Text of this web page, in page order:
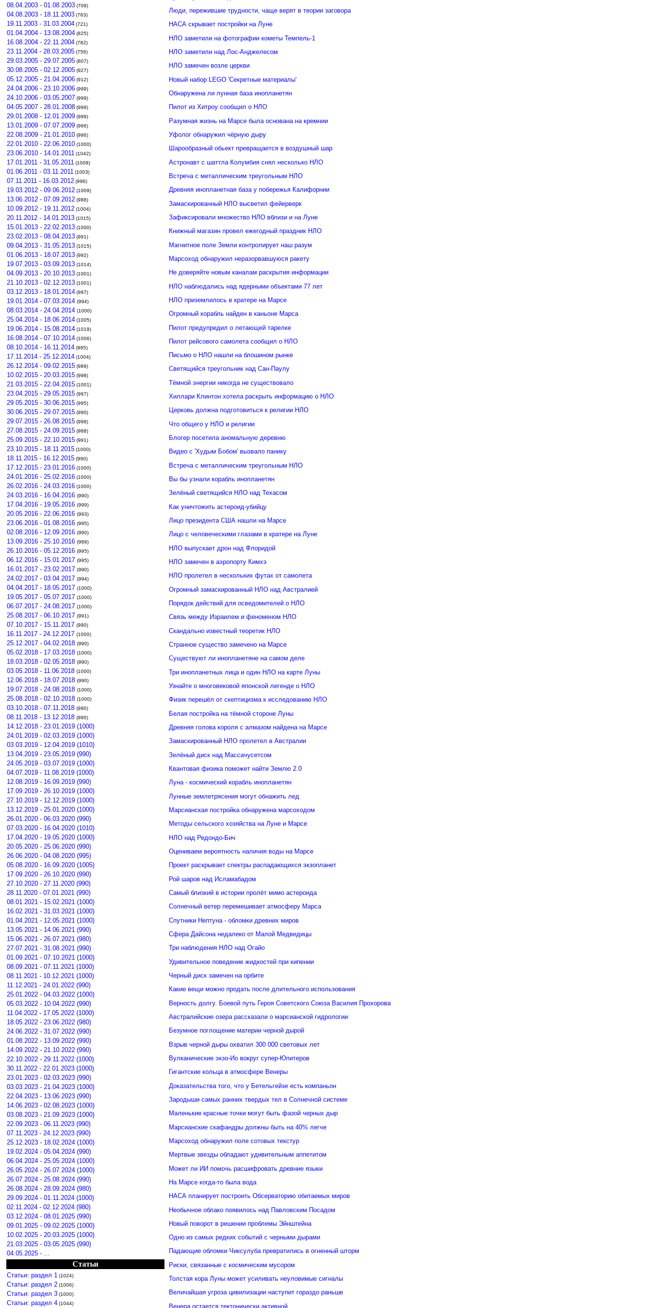
08.04.2003 - 01.08.2003 (709)
04.08.2003 - 18.11.2003 (763)
19.11.2003 - 31.03.2004 (721)
01.04.2004 - 13.08.2004 (825)
16.08.2004 - 22.11.2004 (782)
23.11.2004 - 28.03.2005 (756)
29.03.2005 - 29.07.2005 (807)
30.08.2005 - 02.12.2005 (927)
05.12.2005 - 21.04.2006 (912)
24.04.2006 - 23.10.2006 (999)
24.10.2006 - 03.05.2007 (999)
04.05.2007 - 28.01.2008 (999)
29.01.2008 - 12.01.2009 (999)
13.01.2009 - 07.07.2009 (966)
22.08.2009 - 21.01.2010 (996)
22.01.2010 - 22.06.2010 (1000)
23.06.2010 - 14.01.2011 (1042)
17.01.2011 - 31.05.2011 (1008)
01.06.2011 - 03.11.2011 (1003)
07.11.2011 - 16.03.2012 (996)
19.03.2012 - 09.06.2012 (1009)
13.06.2012 - 07.09.2012 (988)
10.09.2012 - 19.11.2012 (1004)
20.11.2012 - 14.01.2013 (1015)
15.01.2013 - 22.02.2013 (1000)
23.02.2013 - 08.04.2013 (991)
09.04.2013 - 31.05.2013 (1015)
01.06.2013 - 18.07.2013 (992)
19.07.2013 - 03.09.2013 (1014)
04.09.2013 - 20.10.2013 (1001)
21.10.2013 - 02.12.2013 (1001)
03.12.2013 - 18.01.2014 (997)
19.01.2014 - 07.03.2014 (994)
08.03.2014 - 24.04.2014 (1000)
25.04.2014 - 18.06.2014 (1005)
19.06.2014 - 15.08.2014 (1019)
16.08.2014 - 07.10.2014 (1006)
08.10.2014 - 16.11.2014 (995)
17.11.2014 - 25.12.2014 (1004)
26.12.2014 - 09.02.2015 (989)
10.02.2015 - 20.03.2015 (998)
21.03.2015 - 22.04.2015 (1001)
23.04.2015 - 29.05.2015 (997)
29.05.2015 - 30.06.2015 (995)
30.06.2015 - 29.07.2015 (990)
29.07.2015 - 26.08.2015 (998)
27.08.2015 - 24.09.2015 (988)
25.09.2015 - 22.10.2015 (991)
23.10.2015 - 18.11.2015 (1000)
18.11.2015 - 16.12.2015 (990)
17.12.2015 - 23.01.2016 (1000)
24.01.2016 - 25.02.2016 (1000)
26.02.2016 - 24.03.2016 (1000)
24.03.2016 - 16.04.2016 (990)
17.04.2016 - 19.05.2016 (999)
20.05.2016 - 22.06.2016 (993)
23.06.2016 - 01.08.2016 (995)
02.08.2016 - 12.09.2016 (990)
13.09.2016 - 25.10.2016 (989)
26.10.2016 - 05.12.2016 (995)
06.12.2016 - 15.01.2017 (995)
16.01.2017 - 23.02.2017 (990)
24.02.2017 - 03.04.2017 (994)
04.04.2017 - 18.05.2017 (1000)
19.05.2017 - 05.07.2017 (1000)
06.07.2017 - 24.08.2017 (1000)
25.08.2017 - 06.10.2017 (991)
07.10.2017 - 15.11.2017 (990)
16.11.2017 - 24.12.2017 (1000)
25.12.2017 - 04.02.2018 (990)
05.02.2018 - 17.03.2018 (1000)
18.03.2018 - 02.05.2018 (990)
03.05.2018 - 11.06.2018 (1000)
12.06.2018 - 18.07.2018 (990)
19.07.2018 - 24.08.2018 (1000)
25.08.2018 - 02.10.2018 (1000)
03.10.2018 - 07.11.2018 (990)
08.11.2018 - 13.12.2018 (990)
14.12.2018 - 23.01.2019 (1000)
24.01.2019 - 02.03.2019 (1000)
03.03.2019 - 12.04.2019 (1010)
13.04.2019 - 23.05.2019 (990)
24.05.2019 - 03.07.2019 (1000)
04.07.2019 - 11.08.2019 (1000)
12.08.2019 - 16.09.2019 (990)
17.09.2019 - 26.10.2019 (1000)
27.10.2019 - 12.12.2019 (1000)
13.12.2019 - 25.01.2020 (1000)
26.01.2020 - 06.03.2020 (990)
07.03.2020 - 16.04.2020 (1010)
17.04.2020 - 19.05.2020 (1000)
20.05.2020 - 25.06.2020 (990)
26.06.2020 - 04.08.2020 (995)
05.08.2020 - 16.09.2020 (1005)
17.09.2020 - 26.10.2020 (990)
27.10.2020 - 27.11.2020 (990)
28.11.2020 - 07.01.2021 (990)
08.01.2021 - 15.02.2021 (1000)
16.02.2021 - 31.03.2021 (1000)
01.04.2021 - 12.05.2021 (1000)
13.05.2021 - 14.06.2021 (990)
15.06.2021 - 26.07.2021 (980)
27.07.2021 - 31.08.2021 (990)
01.09.2021 - 07.10.2021 (1000)
08.09.2021 - 07.11.2021 (1000)
08.11.2021 - 10.12.2021 (1000)
11.12.2021 - 24.01.2022 (990)
25.01.2022 - 04.03.2022 (1000)
05.03.2022 - 10.04.2022 (990)
11.04.2022 - 17.05.2022 (1000)
18.05.2022 - 23.06.2022 (980)
24.06.2022 - 31.07.2022 (990)
01.08.2022 - 13.09.2022 (990)
14.09.2022 - 21.10.2022 (990)
22.10.2022 - 29.11.2022 (1000)
30.11.2022 - 22.01.2023 (1000)
23.01.2023 - 02.03.2023 (990)
03.03.2023 - 21.04.2023 (1000)
22.04.2023 - 13.06.2023 (990)
14.06.2023 - 02.08.2023 (1000)
03.08.2023 - 21.09.2023 (1000)
22.09.2023 - 06.11.2023 (990)
07.11.2023 - 24.12.2023 (990)
25.12.2023 - 18.02.2024 (1000)
19.02.2024 - 05.04.2024 (990)
06.04.2024 - 25.05.2024 (1000)
26.05.2024 - 26.07.2024 (1000)
26.07.2024 - 25.08.2024 (990)
26.08.2024 - 28.09.2024 (980)
29.09.2024 - 01.11.2024 (1000)
02.11.2024 - 02.12.2024 (980)
03.12.2024 - 08.01.2025 (990)
09.01.2025 - 09.02.2025 (1000)
10.02.2025 - 20.03.2025 (1000)
21.03.2025 - 03.05.2025 (990)
04.05.2025 - ...
Статьи
Статьи: раздел 1 (1024)
Статьи: раздел 2 (1006)
Статьи: раздел 3 (1000)
Статьи: раздел 4 (1044)
Люди, пережившие трудности, чаще верят в теории заговора
НАСА скрывает постройки на Луне
НЛО заметили на фотографии кометы Темпель-1
НЛО заметили над Лос-Анджелесом
НЛО замечен возле церкви
Новый набор LEGO 'Секретные материалы'
Обнаружена ли лунная база инопланетян
Пилот из Хитроу сообщил о НЛО
Разумная жизнь на Марсе была основана на кремнии
Уфолог обнаружил чёрную дыру
Шарообразный обьект превращается в воздушный шар
Астронавт с шаттла Колумбия снял несколько НЛО
Встреча с металлическим треугольным НЛО
Древняя инопланетная база у побережья Калифорнии
Замаскированный НЛО высветил фейерверк
Зафиксировали множество НЛО вблизи и на Луне
Книжный магазин провел ежегодный праздник НЛО
Магнитное поле Земли контролирует наш разум
Марсоход обнаружил неразорвавшуюся ракету
Не доверяйте новым каналам раскрытия информации
НЛО наблюдались над ядерными объектами 77 лет
НЛО приземлилось в кратере на Марсе
Огромный корабль найден в каньоне Марса
Пилот предупредил о летающей тарелке
Пилот рейсового самолета сообщил о НЛО
Письмо о НЛО нашли на блошином рынке
Светящийся треугольник над Сан-Паулу
Тёмной энергии никогда не существовало
Хиллари Клинтон хотела раскрыть информацию о НЛО
Церковь должна подготовиться к религии НЛО
Что общего у НЛО и религии
Блогер посетила аномальную деревню
Видео с 'Худым Бобом' вызвало панику
Встреча с металлическим треугольным НЛО
Вы бы узнали корабль инопланетян
Зелёный светящийся НЛО над Техасом
Как уничтожить астероид-убийцу
Лицо президента США нашли на Марсе
Лицо с человеческими глазами в кратере на Луне
НЛО выпускает дрон над Флоридой
НЛО замечен в аэропорту Кимхэ
НЛО пролетел в нескольких футах от самолета
Огромный замаскированный НЛО над Австралией
Порядок действий для осведомителей о НЛО
Связь между Израилем и феноменом НЛО
Скандально известный теоретик НЛО
Странное существо замечено на Марсе
Существуют ли инопланетяне на самом деле
Три инопланетных лица и один НЛО на карте Луны
Узнайте о многовековой японской легенде о НЛО
Физик перешёл от скептицизма к исследованию НЛО
Белая постройка на тёмной стороне Луны
Древняя голова короля с алмазом найдена на Марсе
Замаскированный НЛО пролетел в Австралии
Зелёный диск над Массачусетсом
Квантовая физика поможет найти Землю 2.0
Луна - космический корабль инопланетян
Лунные землетрясения могут обнажить лед
Марсианская постройка обнаружена марсоходом
Методы сельского хозяйства на Луне и Марсе
НЛО над Редондо-Бич
Оцениваем вероятность наличия воды на Марсе
Проект раскрывает спектры распадающихся экзопланет
Рой шаров над Исламабадом
Самый близкий в истории пролёт мимо астероида
Солнечный ветер перемешивает атмосферу Марса
Спутники Нептуна - обломки древних миров
Сфера Дайсона недалеко от Малой Медведицы
Три наблюдения НЛО над Огайо
Удивительное поведение жидкостей при кипении
Черный диск замечен на орбите
Какие вещи можно продать после длительного использования
Верность долгу. Боевой путь Героя Советского Союза Василия Прохорова
Австралийские озера рассказали о марсианской гидрологии
Безумное поглощение материи черной дырой
Взрыв черной дыры охватил 300 000 световых лет
Вулканические экзо-Ио вокруг супер-Юпитеров
Гигантские кольца в атмосфере Венеры
Доказательства того, что у Бетельгейзе есть компаньон
Зародыши самых ранних твердых тел в Солнечной системе
Маленькие красные точки могут быть фазой черных дыр
Марсианские скафандры должны быть на 40% легче
Марсоход обнаружил поле сотовых текстур
Мертвые звезды обладают удивительным аппетитом
Может ли ИИ помочь расшифровать древние языки
На Марсе когда-то была вода
НАСА планирует построить Обсерваторию обитаемых миров
Необычное облако появилось над Павловским Посадом
Новый поворот в решении проблемы Эйнштейна
Одно из самых редких событий с черными дырами
Падающие обломки Чиксулуба превратились в огненный шторм
Риски, связанные с космическим мусором
Толстая кора Луны может усиливать неуловимые сигналы
Величайшая угроза цивилизации наступит гораздо раньше
Венера остается тектонически активной